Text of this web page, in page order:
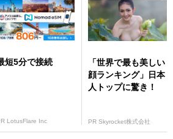
短5分で接続
LotusFlare Inc
「世界で最も美しい
顔ランキング」日本
人トップに驚き！
PR Skyrocket株式会社